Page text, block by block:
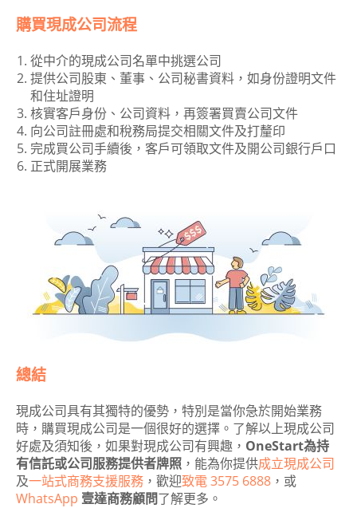
購買現成公司流程
從中介的現成公司名單中挑選公司
提供公司股東、董事、公司秘書資料，如身份證明文件
和住址證明
核實客戶身份、公司資料，再簽署買賣公司文件
向公司註冊處和稅務局提交相關文件及打釐印
完成買公司手續後，客戶可領取文件及開公司銀行戶口
正式開展業務
總結
現成公司具有其獨特的優勢，特別是當你急於開始業務
時，購買現成公司是一個很好的選擇。了解以上現成公司
好處及須知後，如果對現成公司有興趣， OneStart為持
有信託或公司服務提供者牌照 ，能為你提供成立現成公司
及一站式商務支援服務 ，歡迎致電 3575 6888 ，或
WhatsApp 壹達商務顧問了解更多。